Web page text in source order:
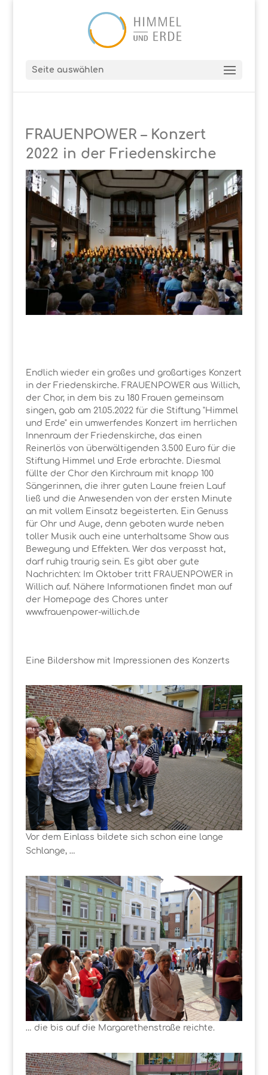
Seite auswählen
FRAUENPOWER – Konzert
2022 in der Friedenskirche
Endlich wieder ein großes und großartiges Konzert
in der Friedenskirche. FRAUENPOWER aus Willich,
der Chor, in dem bis zu 180 Frauen gemeinsam
singen, gab am 21.05.2022 für die Stiftung "Himmel
und Erde" ein umwerfendes Konzert im herrlichen
Innenraum der Friedenskirche, das einen
Reinerlös von überwältigenden 3.500 Euro für die
Stiftung Himmel und Erde erbrachte. Diesmal
füllte der Chor den Kirchraum mit knapp 100
Sängerinnen, die ihrer guten Laune freien Lauf
ließ und die Anwesenden von der ersten Minute
an mit vollem Einsatz begeisterten. Ein Genuss
für Ohr und Auge, denn geboten wurde neben
toller Musik auch eine unterhaltsame Show aus
Bewegung und Effekten. Wer das verpasst hat,
darf ruhig traurig sein. Es gibt aber gute
Nachrichten: Im Oktober tritt FRAUENPOWER in
Willich auf. Nähere Informationen findet man auf
der Homepage des Chores unter
www.frauenpower-willich.de
Eine Bildershow mit Impressionen des Konzerts
Vor dem Einlass bildete sich schon eine lange
Schlange, …
… die bis auf die Margarethenstraße reichte.